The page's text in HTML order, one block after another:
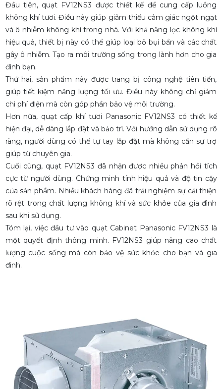
Đầu tiên, quạt FV12NS3 được thiết kế để cung cấp luồng
không khí tươi. Điều này giúp giảm thiểu cảm giác ngột ngạt
và ô nhiễm không khí trong nhà. Với khả năng lọc không khí
hiệu quả, thiết bị này có thể giúp loại bỏ bụi bẩn và các chất
gây ô nhiễm. Tạo ra môi trường sống trong lành hơn cho gia
đình bạn.
Thứ hai, sản phẩm này được trang bị công nghệ tiên tiến,
giúp tiết kiệm năng lượng tối ưu. Điều này không chỉ giảm
chi phí điện mà còn góp phần bảo vệ môi trường.
Hơn nữa, quạt cấp khí tươi Panasonic FV12NS3 có thiết kế
hiện đại, dễ dàng lắp đặt và bảo trì. Với hướng dẫn sử dụng rõ
ràng, người dùng có thể tự tay lắp đặt mà không cần sự trợ
giúp từ chuyên gia.
Cuối cùng, quạt FV12NS3 đã nhận được nhiều phản hồi tích
cực từ người dùng. Chứng minh tính hiệu quả và độ tin cậy
của sản phẩm. Nhiều khách hàng đã trải nghiệm sự cải thiện
rõ rệt trong chất lượng không khí và sức khỏe của gia đình
sau khi sử dụng.
Tóm lại, việc đầu tư vào quạt Cabinet Panasonic FV12NS3 là
một quyết định thông minh. FV12NS3 giúp nâng cao chất
lượng cuộc sống mà còn bảo vệ sức khỏe cho bạn và gia
đình.